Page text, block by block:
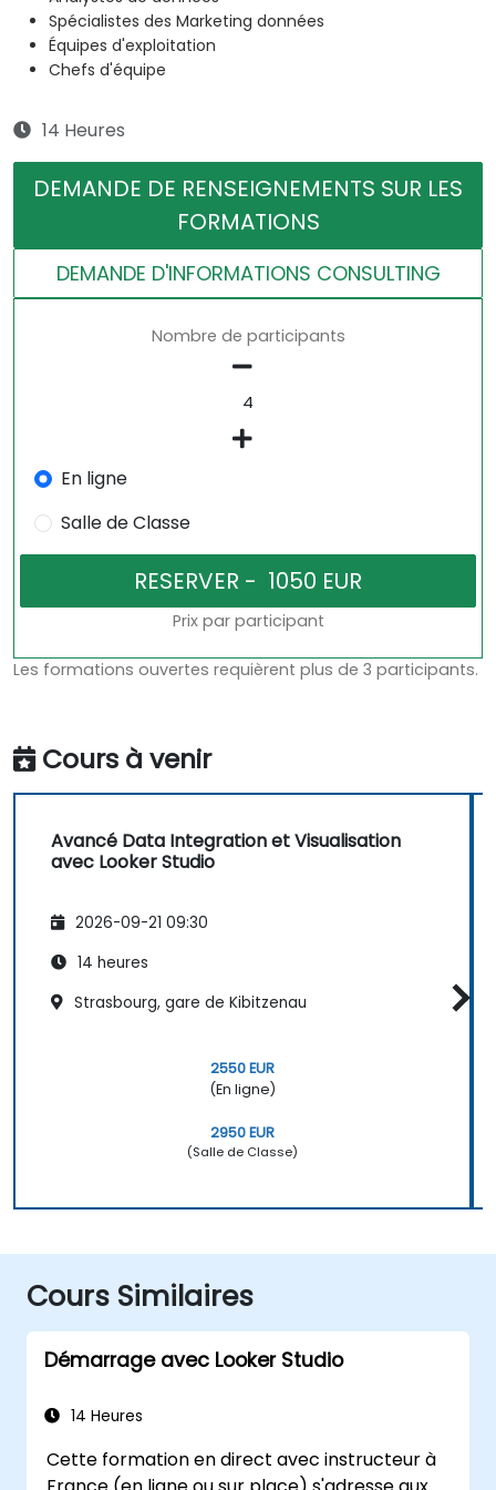
Spécialistes des Marketing données
Équipes d'exploitation
Chefs d'équipe
14 Heures
DEMANDE DE RENSEIGNEMENTS SUR LES
FORMATIONS
DEMANDE D'INFORMATIONS CONSULTING
Nombre de participants
En ligne
Salle de Classe
Prix par participant
Les formations ouvertes requièrent plus de 3 participants.
Cours à venir
Avancé Data Integration et Visualisation
avec Looker Studio
2026-09-21 09:30
14 heures
Strasbourg, gare de Kibitzenau
2550 EUR
(En ligne)
2950 EUR
(Salle de Classe)
Cours Similaires
Démarrage avec Looker Studio
14 Heures
Cette formation en direct avec instructeur à